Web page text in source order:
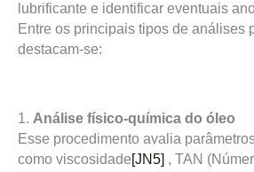
lubrificante e identificar eventuais
Entre os principais tipos de análises
destacam-se:
1. Análise físico-química do óleo
Esse procedimento avalia
como viscosidade[JN5] , TAN